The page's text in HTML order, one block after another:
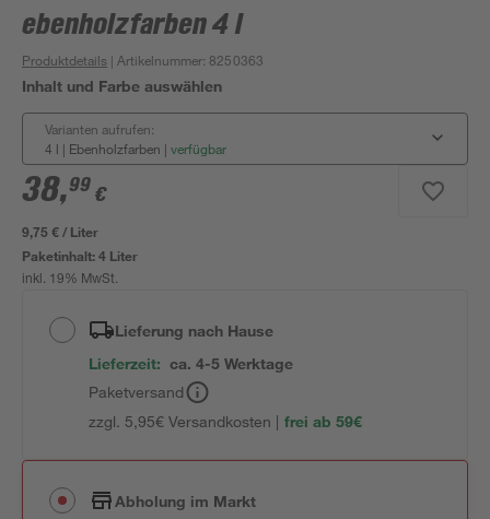
ebenholzfarben 4 l
Produktdetails | Artikelnummer: 8250363
Inhalt und Farbe auswählen
Varianten aufrufen:
4 l | Ebenholzfarben | verfügbar
38,99 €
9,75 € / Liter
Paketinhalt:4 Liter
inkl. 19% MwSt.
Lieferung nach Hause
Lieferzeit: ca. 4-5 Werktage
Paketversand
zzgl. 5,95€ Versandkosten | frei ab 59€
Abholung im Markt